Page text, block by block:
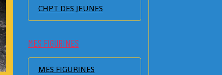
CHPT DES JEUNES
MES FIGURINES
MES FIGURINES